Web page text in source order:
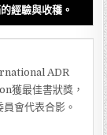
經驗與收穫。
ADR
獲最佳書狀獎，
會代表合影。